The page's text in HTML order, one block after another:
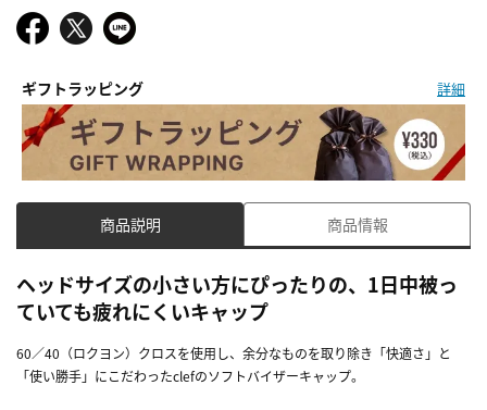
ギフトラッピング 詳細
商品説明 商品情報
ヘッドサイズの小さい方にぴったりの、1日中被っ
ていても疲れにくいキャップ
60／40（ロクヨン）クロスを使用し、余分なものを取り除き「快適さ」と
「使い勝手」にこだわったclefのソフトバイザーキャップ。